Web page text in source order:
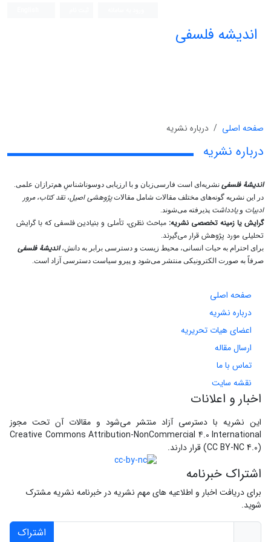
اندیشه فلسفی
صفحه اصلی درباره نشریه
درباره نشریه
اندیشۀ فلسفی نشریه‌ای است فارسی‌زبان و با ارزیابی دوسوناشناسِ هم‌ترازان علمی.
در این نشریه گونه‌های مختلف مقالات شامل مقالاتپژوهشی اصیل، نقد کتاب،مرور
ادبیات ویادداشت پذیرفته می‌شوند.
گرایش یا زمینه تخصصی نشریه: مباحث نظری، تأملی و بنیادین فلسفی که با گرایش
تحلیلی مورد پژوهش قرار می‌گیرند.
برای احترام به حیات انسانی، محیط زیست و دسترسی برابر به دانش،اندیشۀ فلسفی
صرفاً به صورت الکترونیکی منتشر می‌شود و پیرو سیاست دسترسی آزاد است.
صفحه اصلی
درباره نشریه
اعضای هیات تحریریه
ارسال مقاله
تماس با ما
نقشه سایت
اخبار و اعلانات
این نشریه با دسترسی آزاد منتشر می‌شود و مقالات آن تحت مجوز
Creative Commons Attribution-NonCommercial 4.0 International
(CC BY-NC 4.0) قرار دارند.
اشتراک خبرنامه
برای دریافت اخبار و اطلاعیه های مهم نشریه در خبرنامه نشریه مشترک
شوید.
اشتراک